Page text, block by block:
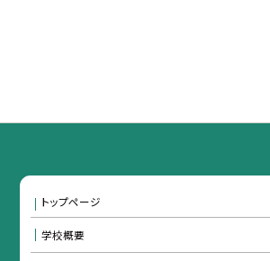
トップページ
学校概要